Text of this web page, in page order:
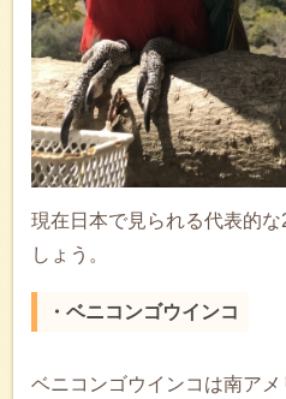
現在日本で見られる代表的
しょう。
・ベニコンゴウインコ
ベニコンゴウインコは南アメ